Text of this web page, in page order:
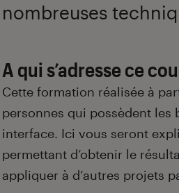
nombreuses
A qui s’adresse ce
Cette formation réalisée à
personnes qui possèdent
interface. Ici vous seront
permettant d’obtenir le
appliquer à d’autres projets